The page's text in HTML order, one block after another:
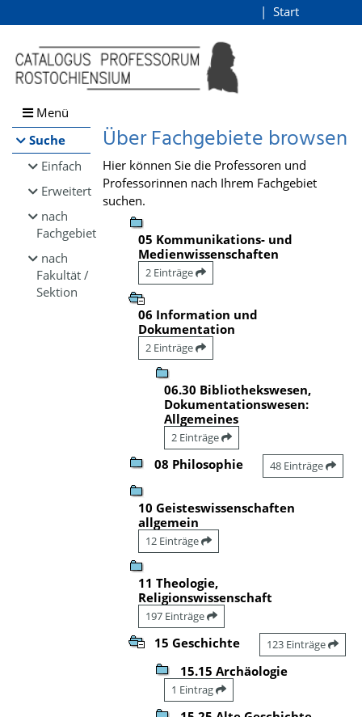
Browsen
direkt zum Inhalt
Start
Menü
Suche
Einfach
Erweitert
nach
Fachgebiet
nach
Fakultät /
Sektion
Über Fachgebiete browsen
Hier können Sie die Professoren und
Professorinnen nach Ihrem Fachgebiet
suchen.
05 Kommunikations- und
Medienwissenschaften
2 Einträge
06 Information und
Dokumentation
2 Einträge
06.30 Bibliothekswesen,
Dokumentationswesen:
Allgemeines
2 Einträge
08 Philosophie 48 Einträge
10 Geisteswissenschaften
allgemein
12 Einträge
11 Theologie,
Religionswissenschaft
197 Einträge
15 Geschichte 123 Einträge
15.15 Archäologie
1 Eintrag